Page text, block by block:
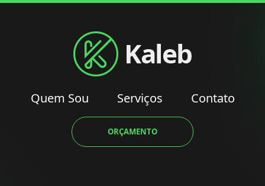
Quem Sou Serviços Contato
ORÇAMENTO